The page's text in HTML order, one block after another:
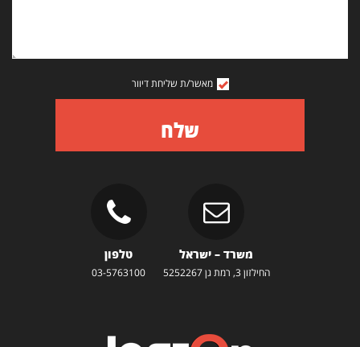
מאשר/ת שליחת דיוור
שלח
משרד – ישראל
החילזון 3, רמת גן 5252267
טלפון
03-5763100